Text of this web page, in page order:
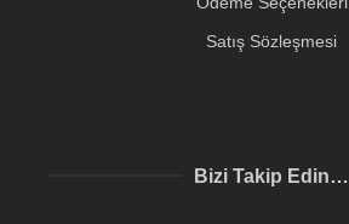
Satış Sözleşmesi
Bizi Takip Edin…